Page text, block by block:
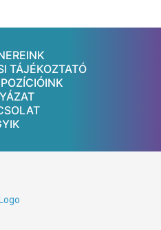
TÁJÉKOZTATÓ